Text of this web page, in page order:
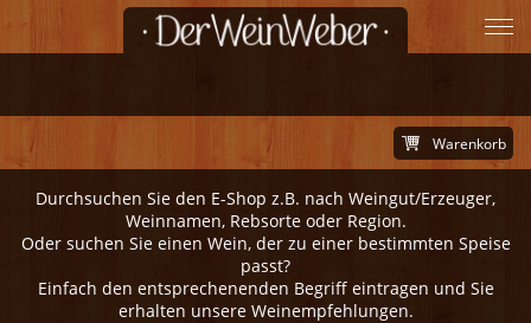
Durchsuchen Sie den E-Shop z.B. nach Weingut/Erzeuger,
Weinnamen, Rebsorte oder Region.
Oder suchen Sie einen Wein, der zu einer bestimmten Speise
passt?
Einfach den entsprechenenden Begriff eintragen und Sie
erhalten unsere Weinempfehlungen.
Warenkorb